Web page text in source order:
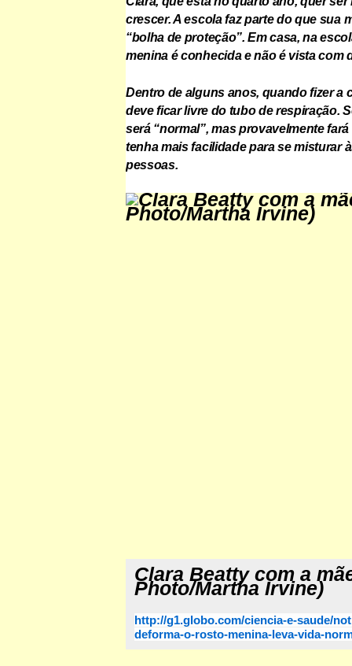
crescer. A escola faz parte do que sua
“bolha de proteção”. Em casa, na
menina é conhecida e não é vista com
Dentro de alguns anos, quando fizer a
deve ficar livre do tubo de respiração.
será “normal”, mas provavelmente
tenha mais facilidade para se misturar
pessoas.
Clara Beatty com a
Photo/Martha Irvine)
http://g1.globo.com/ciencia-e-saude/
deforma-o-rosto-menina-leva-vida-